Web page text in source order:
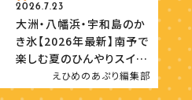
2026.7.23
大洲・八幡浜・宇和島のか
き氷【2026年最新】南予で
楽しむ夏のひんやりスイー
えひめのあぷり編集部